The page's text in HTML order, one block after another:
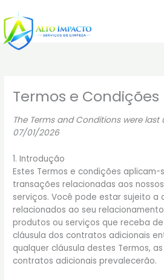
to
content
Termos e Condições
The Terms and Conditions were
07/01/2026
1. Introdução
Estes Termos e condições
transações relacionadas aos
serviços. Você pode estar sujeito a
relacionados ao seu
produtos ou serviços que receba de
cláusula dos contratos adicionais
qualquer cláusula destes Termos,
contratos adicionais prevalecerão.